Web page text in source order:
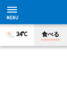
34°C 食べる